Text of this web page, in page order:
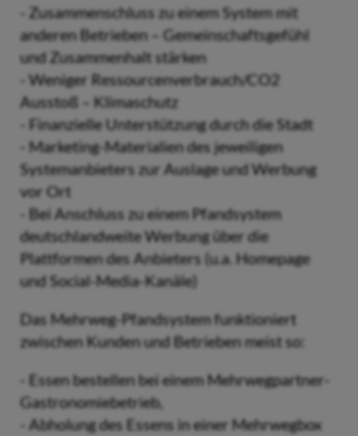
- Zusammenschluss zu einem System mit
anderen Betrieben – Gemeinschaftsgefühl
und Zusammenhalt stärken
- Weniger Ressourcenverbrauch/CO2
Ausstoß – Klimaschutz
- Finanzielle Unterstützung durch die Stadt
- Marketing-Materialien des jeweiligen
Systemanbieters zur Auslage und Werbung
vor Ort
- Bei Anschluss zu einem Pfandsystem
deutschlandweite Werbung über die
Plattformen des Anbieters (u.a. Homepage
und Social-Media-Kanäle)
Das Mehrweg-Pfandsystem funktioniert
zwischen Kunden und Betrieben meist so:
- Essen bestellen bei einem Mehrwegpartner-
Gastronomiebetrieb,
- Abholung des Essens in einer Mehrwegbox